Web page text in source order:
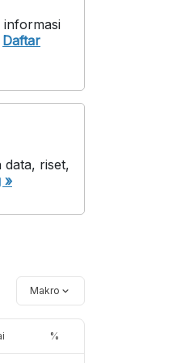
informasi
Daftar
riset,
»
Makro
%